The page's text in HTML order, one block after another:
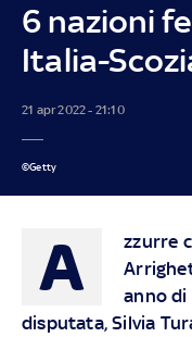
6 nazioni
Italia-
21 apr 2022 - 21:10
©Getty
A
zzurre
anno di
disputata, Silvia